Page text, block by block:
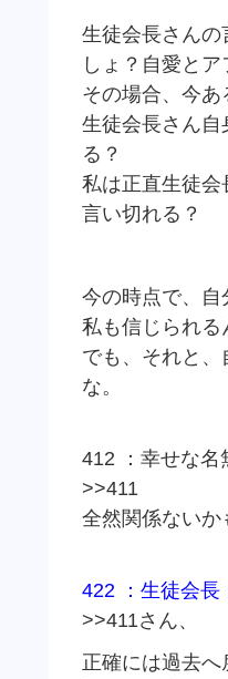
生徒会長さん
しょ？自愛と
その場合、今あ
生徒会長さん自
る？
私は正直生徒会
言い切れる？
今の時点で、自
私も信じられる
でも、それと
な。
412 ：幸せな名
>>411
全然関係ないか
422 ：生徒会長
>>411さん、
正確には過去